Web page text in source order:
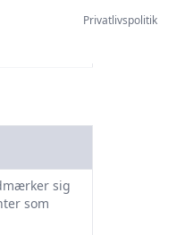
Træet
sig
som
Privatlivspolitik